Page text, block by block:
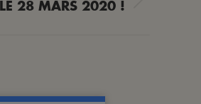
LE 28 MARS 2020 !